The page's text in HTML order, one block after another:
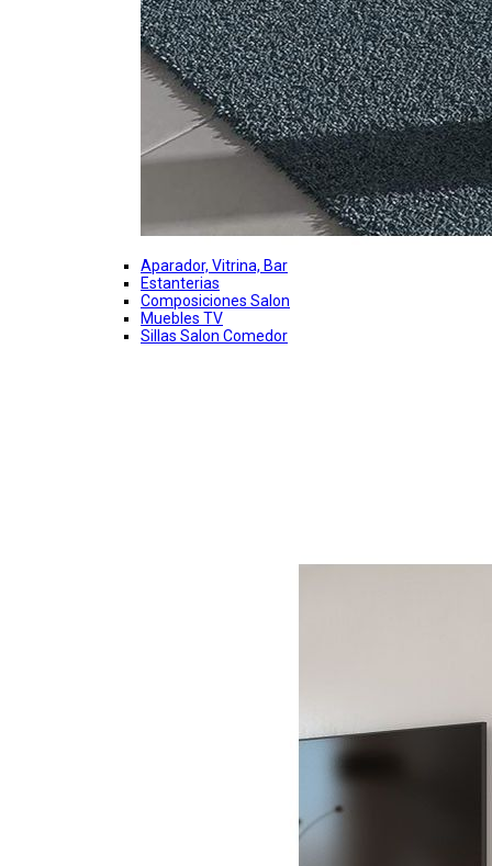
Aparador, Vitrina, Bar
Estanterias
Composiciones Salon
Muebles TV
Sillas Salon Comedor